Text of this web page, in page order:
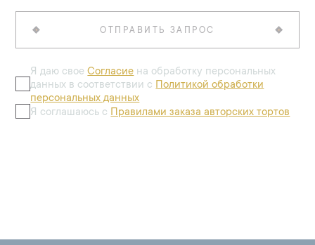
ОТПРАВИТЬ ЗАПРОС
Я даю свое Согласие на обработку персональных
данных в соответствии с Политикой обработки
персональных данных
Я соглашаюсь с Правилами заказа авторских тортов